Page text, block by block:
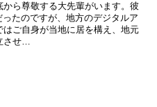
から尊敬する大先輩がいます。彼
たのですが、地方のデジタルア
ご自身が当地に居を構え、地元
させ…